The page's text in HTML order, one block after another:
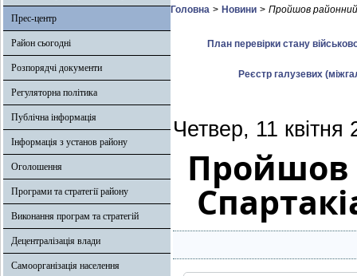
Прес-центр
Район сьогодні
Розпорядчі документи
Регуляторна політика
Публічна інформація
Інформація з установ району
Оголошення
Програми та стратегії району
Виконання програм та стратегій
Децентралізація влади
Самоорганізація населення
Головна > Новини > Пройшов районний
План перевірки стану
Реєстр галузевих
Четвер, 11
Пройшов